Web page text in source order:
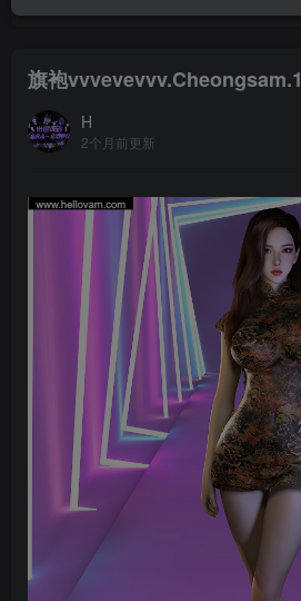
旗袍vvvevevvv.Cheongsam.1
H
2个月前更新